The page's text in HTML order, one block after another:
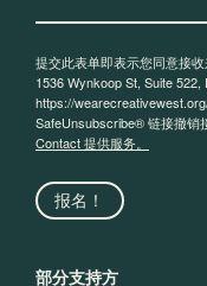
提交此表单即表示您同意接
1536 Wynkoop St, Suite 522,
https://
SafeUnsubscribe® 链接撤销
Contact 提供服务。
报名！
部分支持方